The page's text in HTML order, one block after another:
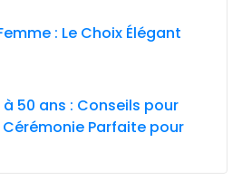
: Le Choix Élégant
à 50 ans : Conseils pour
Parfaite pour